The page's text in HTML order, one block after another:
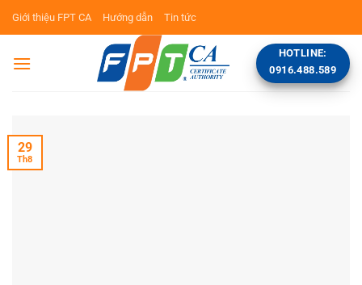
Bỏ
dung
Giới thiệu FPT CA Hướng dẫn Tin tức
HOTLINE:
0916.488.589
29
Th8